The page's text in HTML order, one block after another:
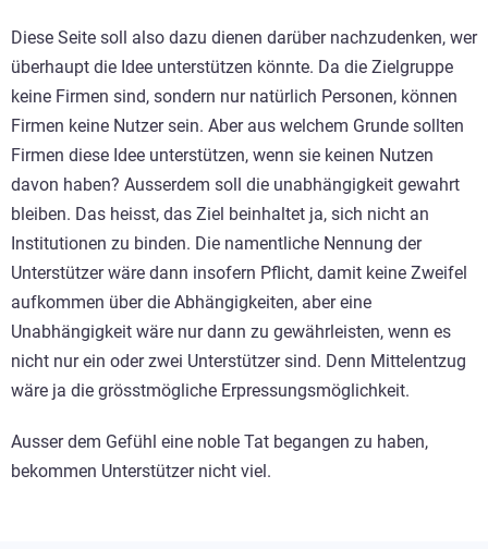
Diese Seite soll also dazu dienen darüber nachzudenken, wer
überhaupt die Idee unterstützen könnte. Da die Zielgruppe
keine Firmen sind, sondern nur natürlich Personen, können
Firmen keine Nutzer sein. Aber aus welchem Grunde sollten
Firmen diese Idee unterstützen, wenn sie keinen Nutzen
davon haben? Ausserdem soll die unabhängigkeit gewahrt
bleiben. Das heisst, das Ziel beinhaltet ja, sich nicht an
Institutionen zu binden. Die namentliche Nennung der
Unterstützer wäre dann insofern Pflicht, damit keine Zweifel
aufkommen über die Abhängigkeiten, aber eine
Unabhängigkeit wäre nur dann zu gewährleisten, wenn es
nicht nur ein oder zwei Unterstützer sind. Denn Mittelentzug
wäre ja die grösstmögliche Erpressungsmöglichkeit.
Ausser dem Gefühl eine noble Tat begangen zu haben,
bekommen Unterstützer nicht viel.